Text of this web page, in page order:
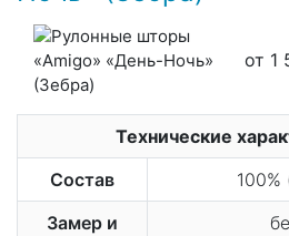
от 1
Технические
Состав
100%
Замер и